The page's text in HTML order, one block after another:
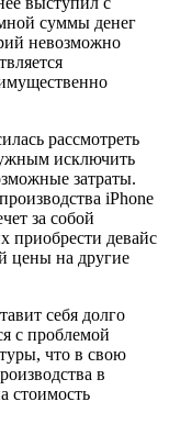
суммы денег
невозможно
рассмотреть
исключить
затраты.
iPhone
за собой
приобрести девайс
цены на другие
себя долго
с проблемой
что в свою
в
стоимость